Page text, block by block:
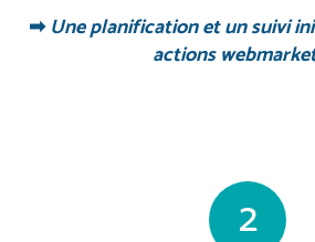
➡Une planification et un suivi
actions